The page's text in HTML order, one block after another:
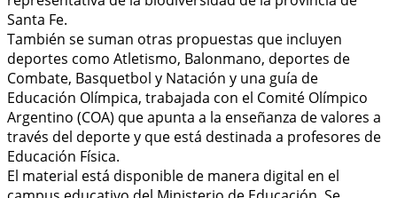
Santa Fe.
También se suman otras propuestas que incluyen
deportes como Atletismo, Balonmano, deportes de
Combate, Basquetbol y Natación y una guía de
Educación Olímpica, trabajada con el Comité Olímpico
Argentino (COA) que apunta a la enseñanza de valores a
través del deporte y que está destinada a profesores de
Educación Física.
El material está disponible de manera digital en el